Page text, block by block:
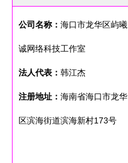
公司名称： 海口市龙华区屿曦
诚网络科技工作室
法人代表： 韩江杰
注册地址： 海南省海口市龙华
区滨海街道滨海新村173号